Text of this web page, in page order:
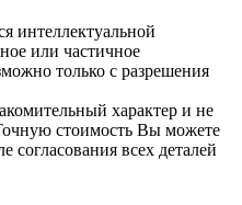
интеллектуальной
или частичное
только с разрешения
характер и не
стоимость Вы можете
согласования всех деталей